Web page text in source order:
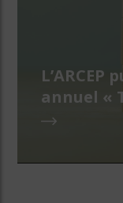
annuel «